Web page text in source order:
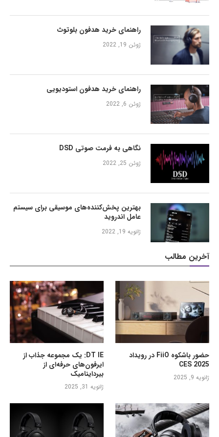
راهنمای خرید هدفون بلوتوث
ژوئن 19, 2022
راهنمای خرید هدفون استودیویی
ژوئن 6, 2022
نگاهی به فرمت صوتی DSD
ژوئن 25, 2022
بهترین پخش‌کننده‌های موسیقی برای سیستم
عامل اندروید
ژانویه 19, 2022
آخرین مطالب
DT IE: یک مجموعه جذاب از
ایرفون‌های حرفه‌ای از
بیرداینامیک
ژانویه 31, 2025
حضور باشکوه FiiO در رویداد
CES 2025
ژانویه 9, 2025